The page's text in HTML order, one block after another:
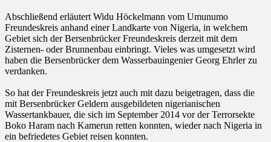
Abschließend erläutert Widu Höckelmann vom Umunumo
Freundeskreis anhand einer Landkarte von Nigeria, in welchem
Gebiet sich der Bersenbrücker Freundeskreis derzeit mit dem
Zisternen- oder Brunnenbau einbringt. Vieles was umgesetzt wird
haben die Bersenbrücker dem Wasserbauingenier Georg Ehrler zu
verdanken.
So hat der Freundeskreis jetzt auch mit dazu beigetragen, dass die
mit Bersenbrücker Geldern ausgebildeten nigerianischen
Wassertankbauer, die sich im September 2014 vor der Terrorsekte
Boko Haram nach Kamerun retten konnten, wieder nach Nigeria in
ein befriedetes Gebiet reisen konnten.